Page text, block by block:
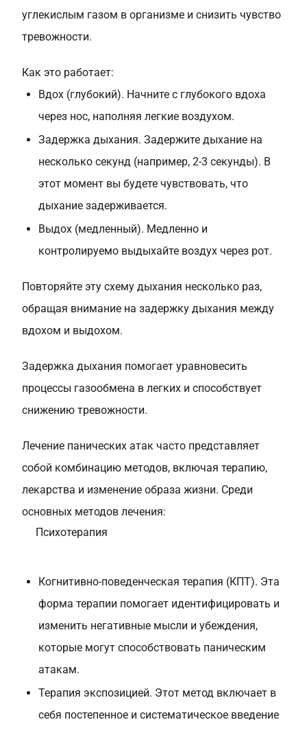
углекислым газом в организме и снизить чувство
тревожности.
Как это работает:
Вдох (глубокий). Начните с глубокого вдоха
через нос, наполняя легкие воздухом.
Задержка дыхания. Задержите дыхание на
несколько секунд (например, 2-3 секунды). В
этот момент вы будете чувствовать, что
дыхание задерживается.
Выдох (медленный). Медленно и
контролируемо выдыхайте воздух через рот.
Повторяйте эту схему дыхания несколько раз,
обращая внимание на задержку дыхания между
вдохом и выдохом.
Задержка дыхания помогает уравновесить
процессы газообмена в легких и способствует
снижению тревожности.
Лечение панических атак часто представляет
собой комбинацию методов, включая терапию,
лекарства и изменение образа жизни. Среди
основных методов лечения:
Психотерапия
Когнитивно-поведенческая терапия (КПТ). Эта
форма терапии помогает идентифицировать и
изменить негативные мысли и убеждения,
которые могут способствовать паническим
атакам.
Терапия экспозицией. Этот метод включает в
себя постепенное и систематическое введение